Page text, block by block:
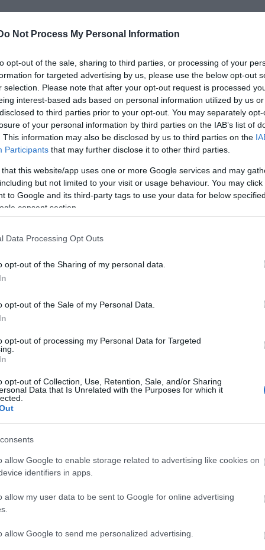
Not Process My Personal Information
opt-out of the sale, sharing to third parties, or processing of your
for targeted advertising by us, please use the below opt-out
selection. Please note that after your opt-out request is processed
interest-based ads based on personal information utilized by us
to third parties prior to your opt-out. You may separately
of your personal information by third parties on the IAB’s list of
This information may also be disclosed by us to third parties on the
Participants that may further disclose it to other third parties.
that this website/app uses one or more Google services and may
but not limited to your visit or usage behaviour. You may
to Google and its third-party tags to use your data for below
consent section.
Data Processing Opt Outs
opt-out of the Sharing of my personal data.
opt-out of the Sale of my Personal Data.
opt-out of processing my Personal Data for Targeted
opt-out of Collection, Use, Retention, Sale, and/or Sharing
Data that Is Unrelated with the Purposes for which it
allow Google to enable storage related to advertising like cookies on
identifiers in apps.
allow my user data to be sent to Google for online advertising
allow Google to send me personalized advertising.
Tökfilkó, avagy a hülyéje
2006-ban a kaposvári Csiky Gergely Színház
produkciójával indult újra a nyári színházi élet
Balatonföldváron. Idén augusztus 10-én és 11-én
fél 9-kor, a kaposvári társulat elõadásában egy
fergeteges francia bohózattal búcsúzik a nyártól
Fotó Dusha Galéria, 2007. július 16. 17.00 h
TESTISMERET címen Ladjánszki Márta nyári